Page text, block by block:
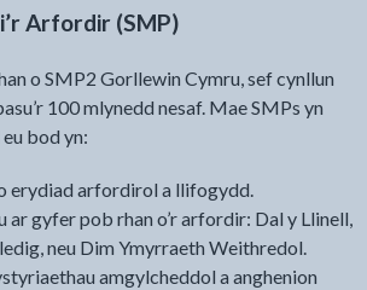
Arfordir (SMP)
o SMP2 Gorllewin Cymru, sef cynllun
100 mlynedd nesaf. Mae SMPs yn
bod yn:
erydiad arfordirol a llifogydd.
ar gyfer pob rhan o’r arfordir: Dal y Llinell,
neu Dim Ymyrraeth Weithredol.
amgylcheddol a anghenion